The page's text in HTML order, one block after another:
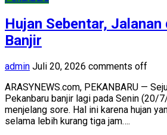
Hujan Sebentar, Jalanan
Banjir
admin Juli 20, 2026 comments off
ARASYNEWS.com, PEKANBARU —
Pekanbaru banjir lagi pada Senin (20/
menjelang sore. Hal ini karena hujan
selama lebih kurang tiga jam….